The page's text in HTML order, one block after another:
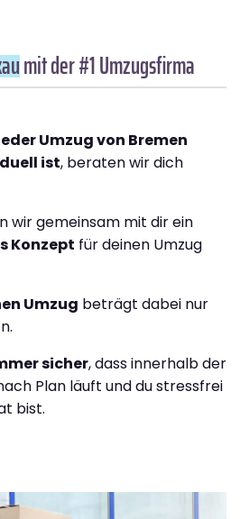
mit der #1 Umzugsfirma
Umzug von Bremen
ist, beraten wir dich
wir gemeinsam mit dir ein
Konzept für deinen Umzug
Umzug beträgt dabei nur
sicher, dass innerhalb der
Plan läuft und du stressfrei
bist.